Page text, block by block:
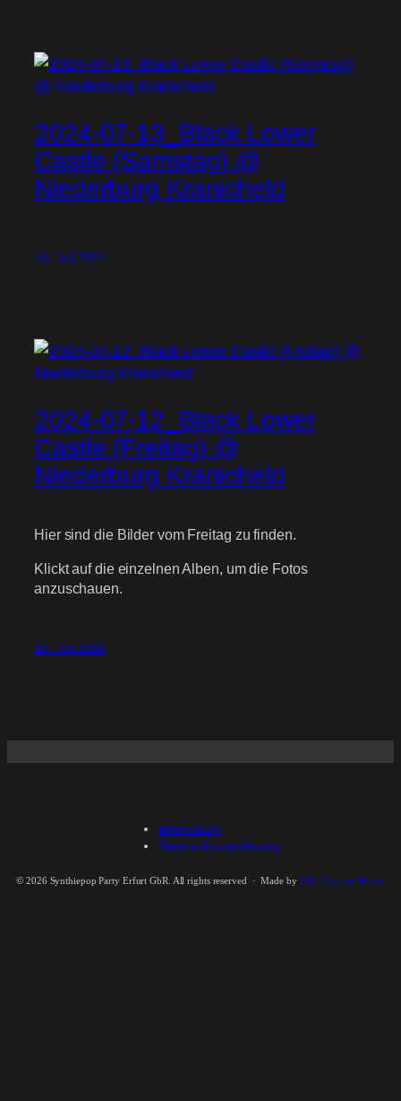
2024-07-13_Black Lower
Castle (Samstag) @
Niederburg Kranicheld
16. Juli 2024
2024-07-12_Black Lower
Castle (Freitag) @
Niederburg Kranicheld
Hier sind die Bilder vom Freitag zu finden.
Klickt auf die einzelnen Alben, um die Fotos
anzuschauen.
14. Juli 2024
Impressum
Datenschutzerklärung
©2026 Synthiepop Party Erfurt GbR. All rights reserved · Made byMK_Concert_Photos